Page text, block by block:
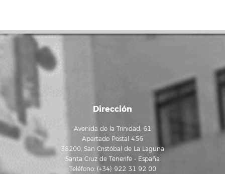
Dirección
Avenida de la Trinidad, 61
Apartado Postal 456
38200, San Cristóbal de La Laguna
Santa Cruz de Tenerife - España
Teléfono: (+34) 922 31 92 00